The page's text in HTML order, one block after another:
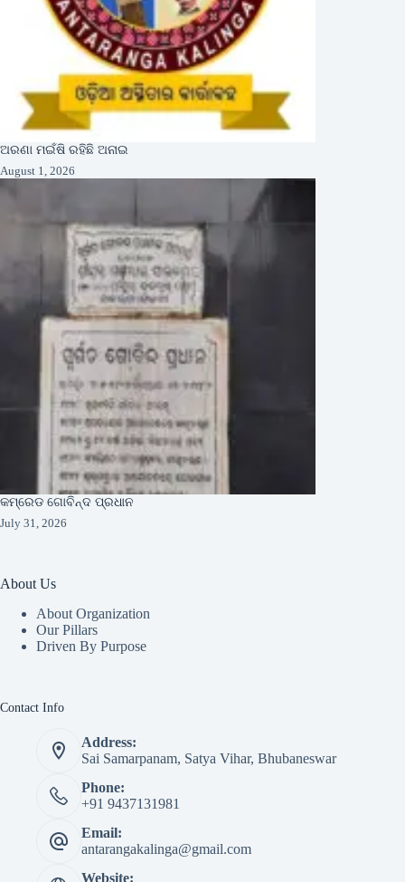
ଅରଣା ମଇଁଷି ରହିଛି ଅନାଇ
August 1, 2026
କମ୍ରେଡ ଗୋବିନ୍ଦ ପ୍ରଧାନ
July 31, 2026
About Us
About Organization
Our Pillars
Driven By Purpose​
Contact Info
Address:
Sai Samarpanam, Satya Vihar, Bhubaneswar
Phone:
+91 9437131981
Email:
antarangakalinga@gmail.com
Website: